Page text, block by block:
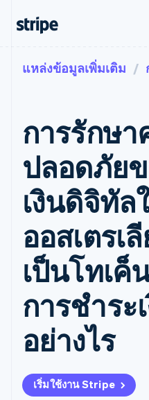
การชำระเงิน
การชำระเงิน
ออนไลน์
Payment links
การชำระเงิน
เขียนโค้ด
Checkout
UI การชำระ
Elements
องค์ประกอบ UI
ที่ยืดหยุ่น
วิธีการชำระ
เข้าถึงได้
มากกว่า 125
รายการ
Authorization
Boost
ยกระดับการ
ชำระเงิน
Link
การชำระเงินที่
ราย
แบบ
หน้า
การ
เงิน
ใช้ง
การช
ตาม
การจั
การ
ตาม
ครั้ง
ตาม
คิดภ
ขาย
อัตโน
สำห
Stripe
ตามขั้น
ตามกรณีใ
การค้าแบบ
อีคอมเมิร์ซ
บริการทาง
รวมในตัว
การทำงา
การเงิน
ธุรกิจทั่วโ
การชำระเ
มาร์เก็ตเ
การจัดกา
แพลตฟอร์
SaaS
ตามอุตสาห
เอกสารปร
ไลบรารีแล
Stripe
คู่มือ
รับการชำ
ติดตั้งใช้งา
สำเร็จรูป
สร้างแพล
มาร์เก็ตเ
จัดการการ
เสนอการเ
การใช้งาน
ออกบัตรที่มี
รองรับอยู่
เรียนรู้
คู่มือ
การสนับส
รับการสนั
แพ็กเกจก
รับการจัด
บริการเฉ
บริษัท
แผนงานผ
การประชุม
เซสชัน
ห้องข่าว
Stripe
แหล่งข้อมูลเพิ่มเติม
การรักษา
ปลอดภัยข
เงินดิจิทัล
ออสเตรเ
เป็นโทเค็
การชำร
อย่างไร
เริ่มใช้งาน Stripe